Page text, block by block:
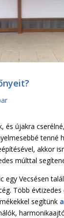
és újakra
tenné
akkor
múlttal
egy Vecsésen
Több évtizedes
segítünk